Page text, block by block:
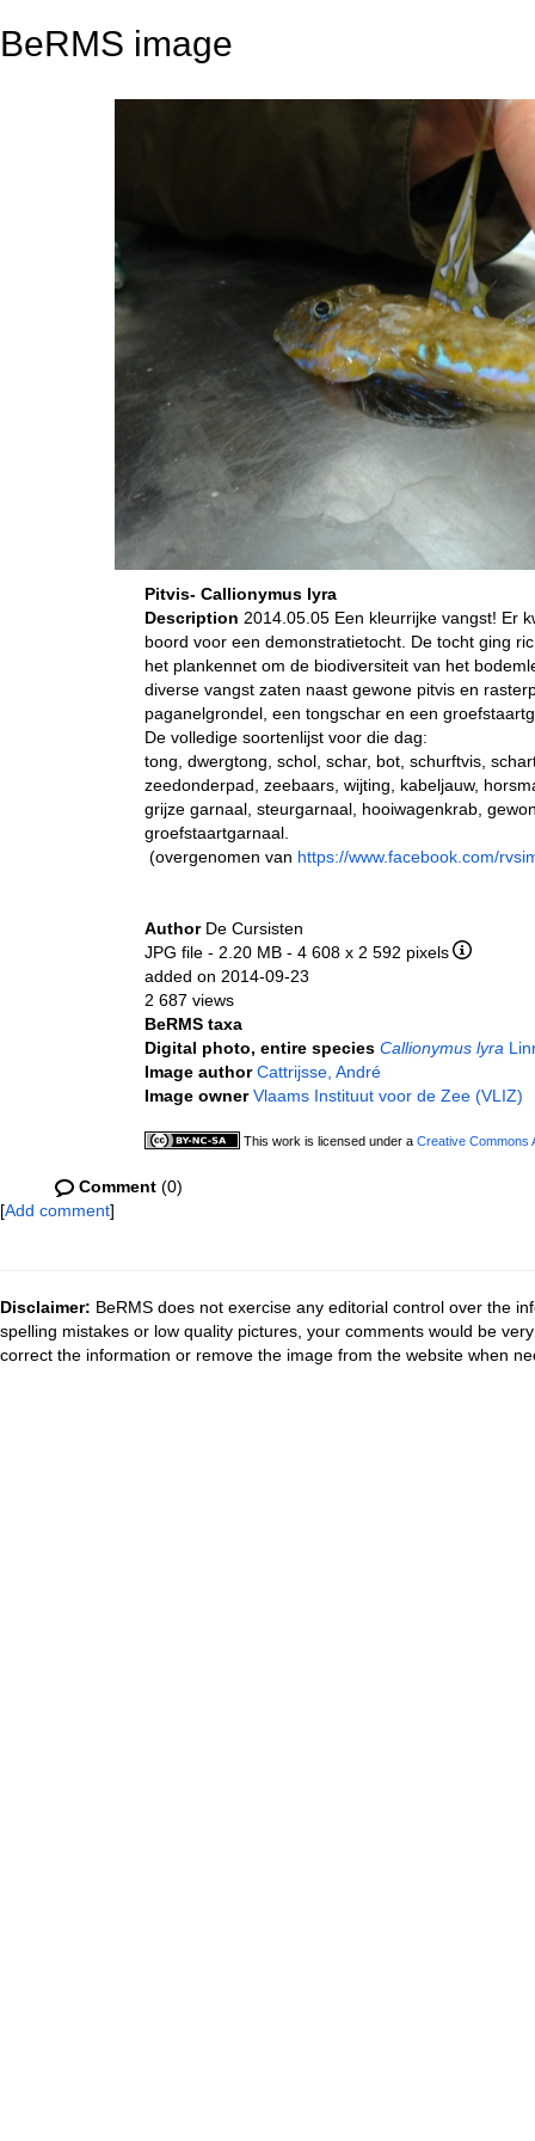
BeRMS image
Pitvis- Callionymus lyra
Description 2014.05.05 Een kleurrijke vangst! Er
boord voor een demonstratietocht. De tocht ging
het plankennet om de biodiversiteit van het
diverse vangst zaten naast gewone pitvis en
paganelgrondel, een tongschar en een
De volledige soortenlijst voor die dag:
tong, dwergtong, schol, schar, bot, schurftvis,
zeedonderpad, zeebaars, wijting, kabeljauw,
grijze garnaal, steurgarnaal, hooiwagenkrab,
groefstaartgarnaal.
(overgenomen van https://www.facebook.com/
Author De Cursisten
JPG file - 2.20 MB - 4 608 x 2 592 pixels
added on 2014-09-23
2 687 views
BeRMS taxa
Digital photo, entire species Callionymus lyra
Image authorCattrijsse, André
Image ownerVlaams Instituut voor de Zee (VLIZ)
This work is licensed under a Creative Commons
Comment (0)
[Add comment]
Disclaimer: BeRMS does not exercise any editorial control over the
spelling mistakes or low quality pictures, your comments would be
correct the information or remove the image from the website when